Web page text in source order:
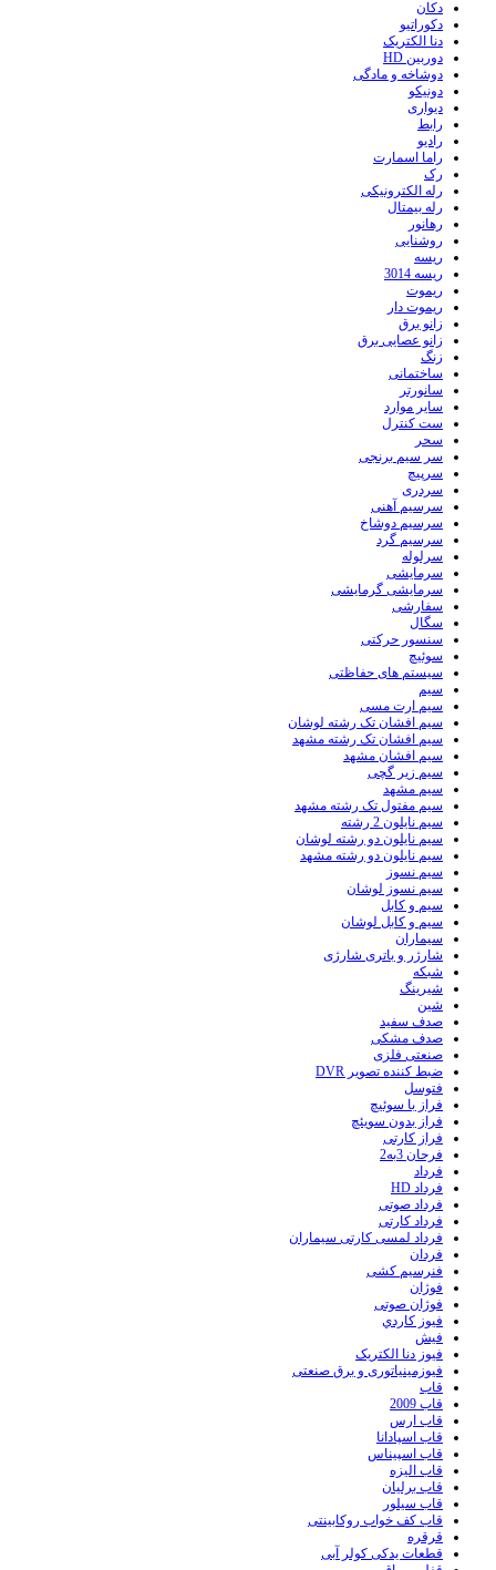
دکان
دکوراتیو
دنا الکتریک
دوربین HD
دوشاخه و مادگی
دونیکو
دیواری
رابط
رادیو
راما اسمارت
رک
رله الکترونیکی
رله بیمتال
رهانور
روشنایی
ریسه
ریسه 3014
ریموت
ریموت دار
زانو برق
زانو عصایی برق
زنگ
ساختمانی
سانورتر
سایر موارد
ست کنترل
سحر
سر سیم برنجی
سرپیچ
سردری
سرسیم آهنی
سرسیم دوشاخ
سرسیم گرد
سرلوله
سرمایشی
سرمایشی گرمایشی
سفارشی
سگال
سنسور حرکتی
سوئیچ
سیستم های حفاظتی
سیم
سیم ارت مسی
سیم افشان تک رشته لوشان
سیم افشان تک رشته مشهد
سیم افشان مشهد
سیم زیر گچی
سیم مشهد
سیم مفتول تک رشته مشهد
سیم نایلون 2 رشته
سیم نایلون دو رشته لوشان
سیم نایلون دو رشته مشهد
سیم نسوز
سیم نسوز لوشان
سیم و کابل
سیم و کابل لوشان
سیماران
شارژر و باتری شارژی
شبکه
شیرینگ
شین
صدف سفید
صدف مشکی
صنعتی فلزی
ضبط کننده تصویر DVR
فتوسل
فراز با سوئیچ
فراز بدون سویئچ
فراز کارتی
فرحان 3به2
فرداد
فرداد HD
فرداد صوتی
فرداد کارتی
فرداد لمسی کارتی سیماران
فردان
فنرسیم کشی
فوژان
فوژان صوتی
فيوز کاردي
فیش
فیوز دنا الکتریک
فیوزمینیاتوری و برق صنعتی
قاب
قاب 2009
قاب ارس
قاب اسپادانا
قاب اسپیناس
قاب الیزه
قاب برلیان
قاب سیلور
قاب کف خواب روکابینتی
قرقره
قطعات یدکی کولر آبی